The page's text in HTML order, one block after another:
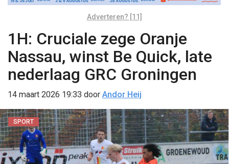
Adverteren? [11]
1H: Cruciale zege Oranje
Nassau, winst Be Quick, late
nederlaag GRC Groningen
14 maart 2026 19:33 door Andor Heij
SPORT